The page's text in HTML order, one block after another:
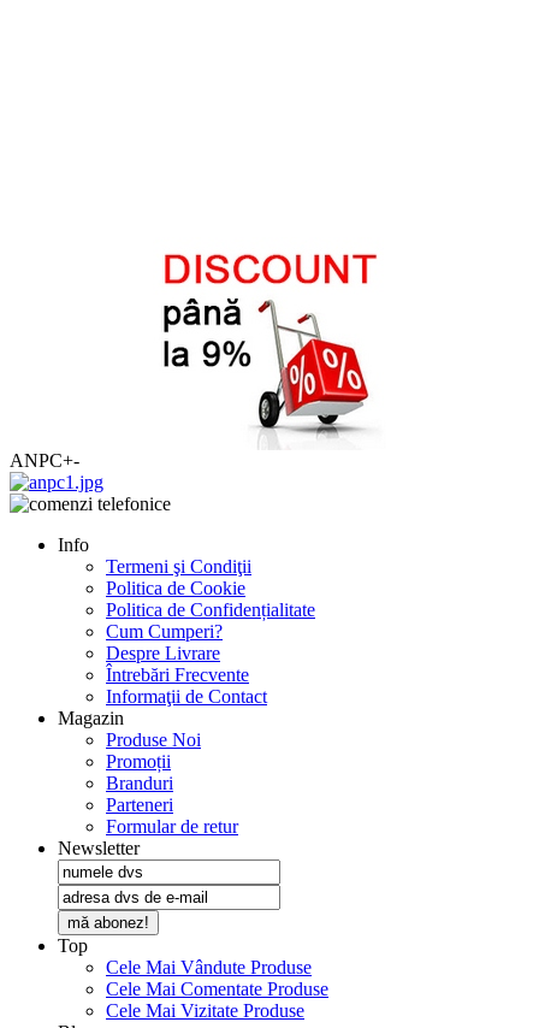
ANPC+-
Info
Termeni şi Condiţii
Politica de Cookie
Politica de Confidențialitate
Cum Cumperi?
Despre Livrare
Întrebări Frecvente
Informaţii de Contact
Magazin
Produse Noi
Promoții
Branduri
Parteneri
Formular de retur
Newsletter
mă abonez!
Top
Cele Mai Vândute Produse
Cele Mai Comentate Produse
Cele Mai Vizitate Produse